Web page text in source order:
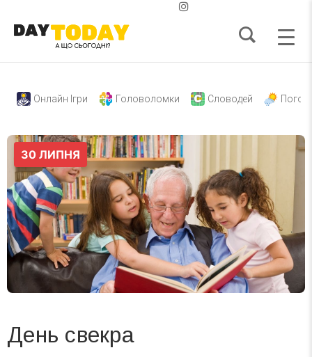
Онлайн Ігри Головоломки Словодей
День свекра